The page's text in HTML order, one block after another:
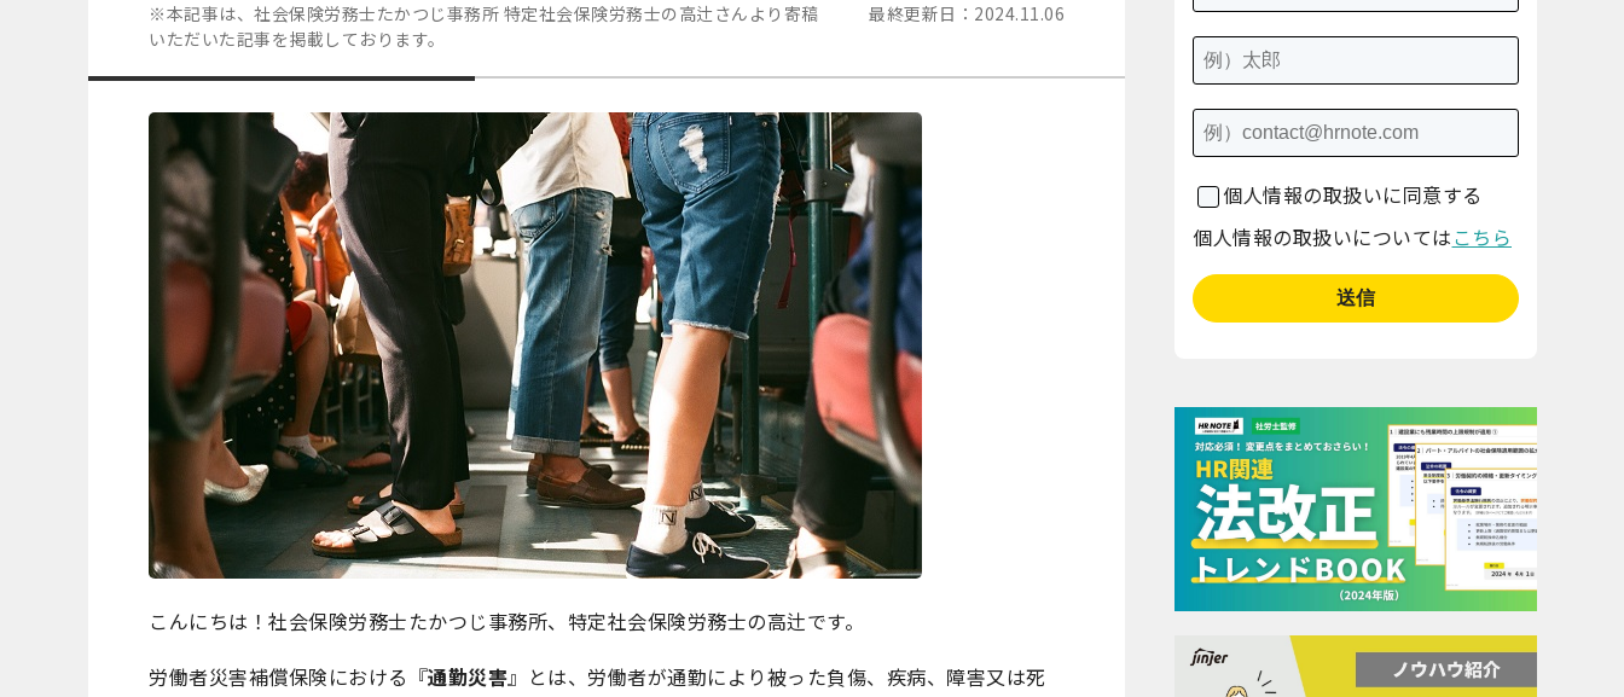
※本記事は、社会保険労務士たかつじ事務所 特定社会保険労務士の高辻さんより寄稿
いただいた記事を掲載しております。
最終更新日： 2024.11.06
こんにちは！社会保険労務士たかつじ事務所、特定社会保険労務士の高辻です。
労働者災害補償保険における『通勤災害』とは、労働者が通勤により被った負傷、疾病、障害又は死
個人情報の取扱いに同意する
個人情報の取扱いについては こちら